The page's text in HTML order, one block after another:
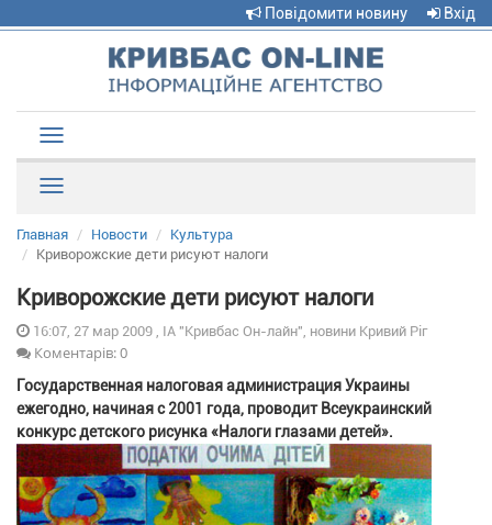
Повідомити новину Вхід
navigation
Главная Новости
Культура
Криворожские дети рисуют налоги
Криворожские дети рисуют налоги
16:07, 27 мар 2009 , ІА "Кривбас Он-лайн", новини Кривий Ріг
Коментарів: 0
Государственная налоговая администрация Украины
ежегодно, начиная с 2001 года, проводит Всеукраинский
конкурс детского рисунка «Налоги глазами детей».